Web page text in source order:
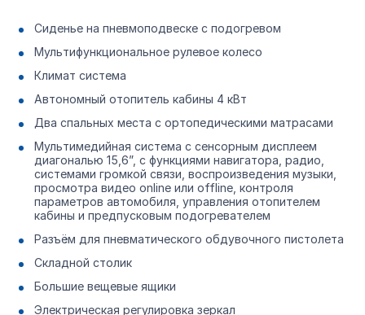
Сиденье на пневмоподвеске с подогревом
Мультифункциональное рулевое колесо
Климат система
Автономный отопитель кабины 4 кВт
Два спальных места с ортопедическими матрасами
Мультимедийная система с сенсорным дисплеем
диагональю 15,6”, с функциями навигатора, радио,
системами громкой связи, воспроизведения музыки,
просмотра видео online или offline, контроля
параметров автомобиля, управления отопителем
кабины и предпусковым подогревателем
Разъём для пневматического обдувочного пистолета
Складной столик
Большие вещевые ящики
Электрическая регулировка зеркал